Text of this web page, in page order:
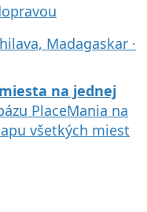
Madagaskar ·
na jednej
PlaceMania na
všetkých miest